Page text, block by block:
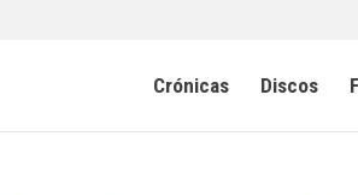
Crónicas Discos